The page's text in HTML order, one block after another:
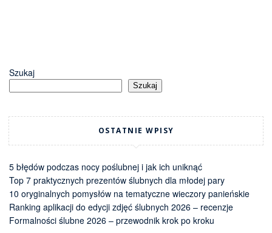
Szukaj
Szukaj
OSTATNIE WPISY
5 błędów podczas nocy poślubnej i jak ich uniknąć
Top 7 praktycznych prezentów ślubnych dla młodej pary
10 oryginalnych pomysłów na tematyczne wieczory panieńskie
Ranking aplikacji do edycji zdjęć ślubnych 2026 – recenzje
Formalności ślubne 2026 – przewodnik krok po kroku